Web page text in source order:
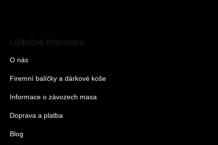
Užitečné informace
O nás
Firemní balíčky a dárkové koše
Informace o závozech masa
Doprava a platba
Blog